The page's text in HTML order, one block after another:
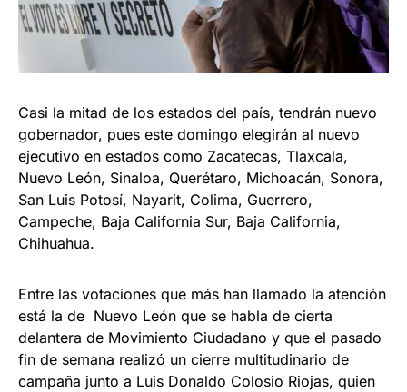
Casi la mitad de los estados del país, tendrán nuevo
gobernador, pues este domingo elegirán al nuevo
ejecutivo en estados como Zacatecas, Tlaxcala,
Nuevo León, Sinaloa, Querétaro, Michoacán, Sonora,
San Luis Potosí, Nayarit, Colima, Guerrero,
Campeche, Baja California Sur, Baja California,
Chihuahua.
Entre las votaciones que más han llamado la atención
está la de Nuevo León que se habla de cierta
delantera de Movimiento Ciudadano y que el pasado
fin de semana realizó un cierre multitudinario de
campaña junto a Luis Donaldo Colosio Riojas, quien